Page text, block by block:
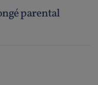
parental